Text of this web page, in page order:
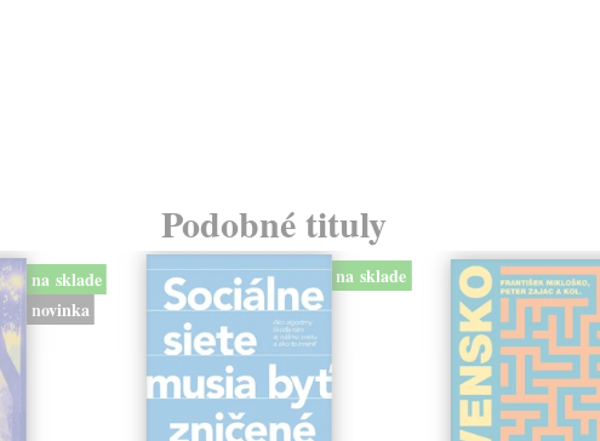
Podobné tituly
na sklade
novinka
na sklade